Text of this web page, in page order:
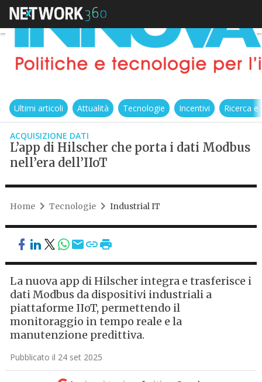
Ultimi articoli Attualità Tecnologie Incentivi Ricerca
ACQUISIZIONE DATI
L’app di Hilscher che porta i dati Modbus
nell’era dell’IIoT
Home Tecnologie Industrial IT
La nuova app di Hilscher integra e trasferisce i
dati Modbus da dispositivi industriali a
piattaforme IIoT, permettendo il
monitoraggio in tempo reale e la
manutenzione predittiva.
Pubblicato il 24 set 2025